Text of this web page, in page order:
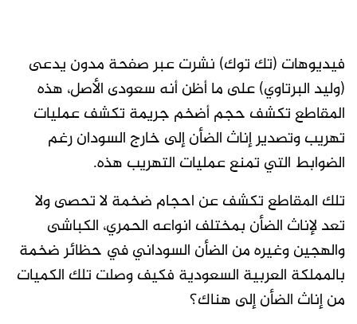
فيديوهات (تك توك) نشرت عبر صفحة مدون يدعى
(وليد البرتاوي) على ما أظن أنه سعودى الأصل، هذه
المقاطع تكشف حجم أضخم جريمة تكشف عمليات
تهريب وتصدير إناث الضأن إلى خارج السودان رغم
الضوابط التي تمنع عمليات التهريب هذه.
تلك المقاطع تكشف عن احجام ضخمة لا تحصى ولا
تعد لإناث الضأن بمختلف انواعه الحمري، الكباشى
والهجين وغيره من الضأن السوداني في حظائر ضخمة
بالمملكة العربية السعودية فكيف وصلت تلك الكميات
من إناث الضأن إلى هناك؟